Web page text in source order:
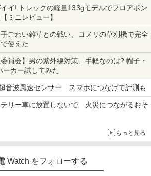
イ! トレックの軽量133gモデルでフロアポン
ミニレビュー】
手ごわい雑草との戦い、コメリの草刈機で完全
使えた
委員会】男の紫外線対策、手軽なのは? 帽子・
ーカー試してみた
音波風速センサー スマホにつなげて計測も
リー車に放置しないで 火災につながるおそ
もっと見る
Watch をフォローする